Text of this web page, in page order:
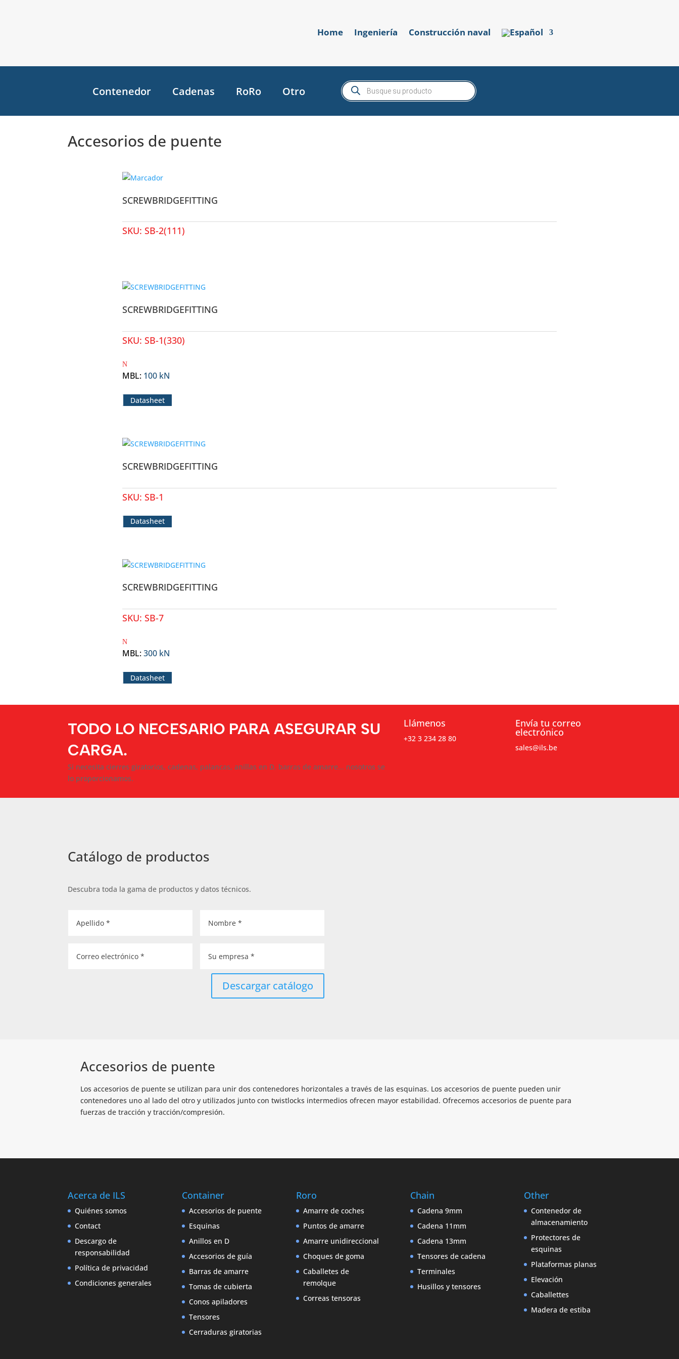
Home Ingeniería Construcción naval
Contenedor Cadenas RoRo Otro
Búsqueda
de
productos
Accesorios de puente
SCREWBRIDGEFITTING
SKU: SB-2(111)
SCREWBRIDGEFITTING
SKU: SB-1(330)
MBL: 100 kN
Datasheet
SCREWBRIDGEFITTING
SKU: SB-1
Datasheet
SCREWBRIDGEFITTING
SKU: SB-7
MBL:300 kN
Datasheet
TODO LO NECESARIO PARA ASEGURAR SU
CARGA.
Si necesita cierres giratorios, cadenas, palancas, anillas en D, barras de amarre... nosotros se
lo proporcionamos.
Llámenos
+32 3 234 28 80
Envía tu correo
electrónico
sales@ils.be
Catálogo de productos
Descubra toda la gama de productos y datos técnicos.
Descargar catálogo
Accesorios de puente
Los accesorios de puente se utilizan para unir dos contenedores horizontales a través de las esquinas. Los accesorios de puente pueden unir
contenedores uno al lado del otro y utilizados junto con twistlocks intermedios ofrecen mayor estabilidad. Ofrecemos accesorios de puente para
fuerzas de tracción y tracción/compresión.
Acerca de ILS
Quiénes somos
Contact
Descargo de
responsabilidad
Política de privacidad
Condiciones generales
Container
Accesorios de puente
Esquinas
Anillos en D
Accesorios de guía
Barras de amarre
Tomas de cubierta
Conos apiladores
Tensores
Cerraduras giratorias
Roro
Amarre de coches
Puntos de amarre
Amarre unidireccional
Choques de goma
Caballetes de
remolque
Correas tensoras
Chain
Cadena 9mm
Cadena 11mm
Cadena 13mm
Tensores de cadena
Terminales
Husillos y tensores
Other
Contenedor de
almacenamiento
Protectores de
esquinas
Plataformas planas
Elevación
Caballettes
Madera de estiba